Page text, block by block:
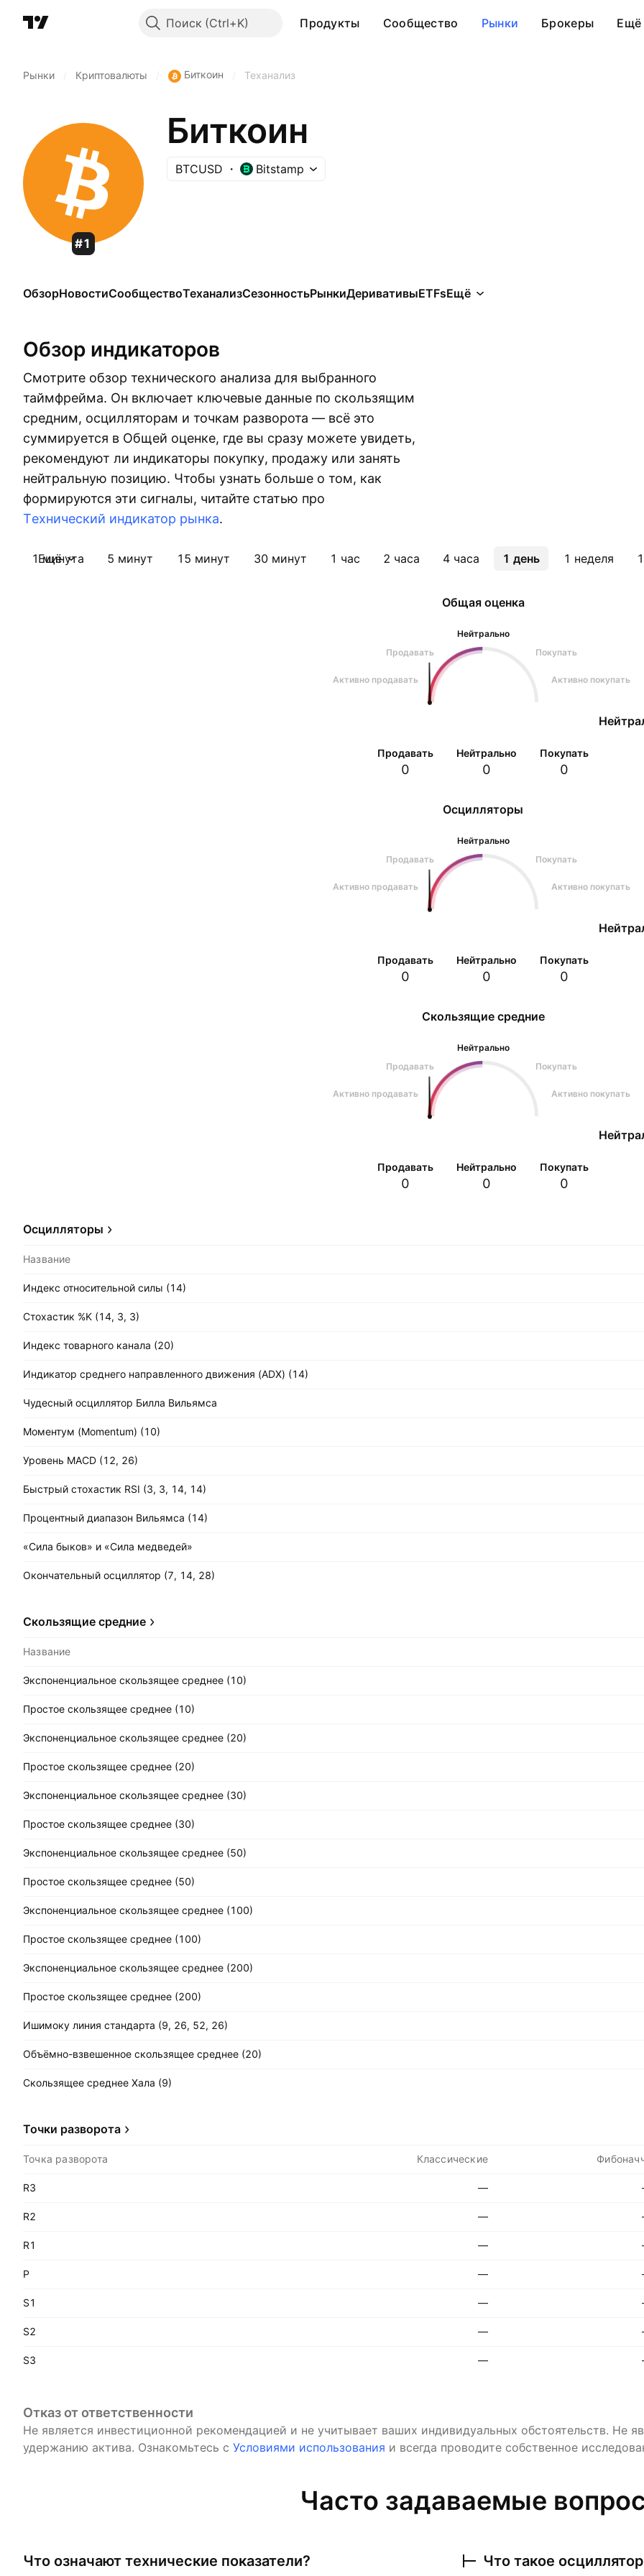
Поиск Продукты Сообщество Рынки Брокеры Ещё
Рынки Криптовалюты Биткоин Теханализ
#1
Биткоин
BTCUSD Bitstamp
ОбзорНовостиСообществоТеханализСезонностьРынкиДеривативыETFsЕщё
Обзор индикаторов
Смотрите обзор технического анализа для выбранного
таймфрейма. Он включает ключевые данные по скользящим
средним, осцилляторам и точкам разворота — всё это
суммируется в Общей оценке, где вы сразу можете увидеть,
рекомендуют ли индикаторы покупку, продажу или занять
нейтральную позицию. Чтобы узнать больше о том, как
формируются эти сигналы, читайте статью про
Tехнический индикатор рынка.
1 минута 5 минут 15 минут 30 минут 1 час 2 часа 4 часа 1 день 1 неделя
Ещё
Осцилляторы
Нейтрально
Продавать
Покупать
Активно продавать Активно покупать
Продавать
0
Нейтрально
0
Покупать
0
Общая оценка
Нейтрально
Продавать
Покупать
Активно продавать Активно покупать
Продавать
0
Нейтрально
0
Покупать
0
Скользящие средние
Нейтрально
Продавать
Покупать
Активно продавать Активно покупать
Продавать
0
Нейтрально
0
Покупать
0
Осцилляторы
Название
Индекс относительной силы (14)
Стохастик %K (14, 3, 3)
Индекс товарного канала (20)
Индикатор среднего направленного движения (ADX) (14)
Чудесный осциллятор Билла Вильямса
Моментум (Momentum) (10)
Уровень MACD (12, 26)
Быстрый стохастик RSI (3, 3, 14, 14)
Процентный диапазон Вильямса (14)
«Сила быков» и «Сила медведей»
Окончательный осциллятор (7, 14, 28)
Скользящие средние
Название
Экспоненциальное скользящее среднее (10)
Простое скользящее среднее (10)
Экспоненциальное скользящее среднее (20)
Простое скользящее среднее (20)
Экспоненциальное скользящее среднее (30)
Простое скользящее среднее (30)
Экспоненциальное скользящее среднее (50)
Простое скользящее среднее (50)
Экспоненциальное скользящее среднее (100)
Простое скользящее среднее (100)
Экспоненциальное скользящее среднее (200)
Простое скользящее среднее (200)
Ишимоку линия стандарта (9, 26, 52, 26)
Объёмно-взвешенное скользящее среднее (20)
Скользящее среднее Хала (9)
Точки разворота
Точка разворота Классические
R3 —
R2 —
R1 —
P —
S1 —
S2 —
S3 —
Отказ от ответственности
Не является инвестиционной рекомендацией и не учитывает ваших индивидуальных обстоятельств. Не
удержанию актива. Ознакомьтесь с Условиями использования и всегда проводите собственное
Часто задаваемые
Что означают технические показатели? Что такое